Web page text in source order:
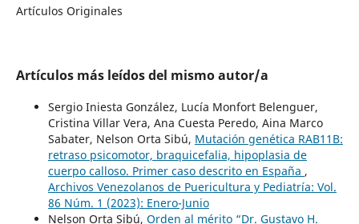
Artículos Originales
Artículos más leídos del mismo autor/a
Sergio Iniesta González, Lucía Monfort Belenguer,
Cristina Villar Vera, Ana Cuesta Peredo, Aina Marco
Sabater, Nelson Orta Sibú, Mutación genética RAB11B:
retraso psicomotor, braquicefalia, hipoplasia de
cuerpo calloso. Primer caso descrito en España ,
Archivos Venezolanos de Puericultura y Pediatría: Vol.
86 Núm. 1 (2023): Enero-Junio
Nelson Orta Sibú, Orden al mérito “Dr. Gustavo H.